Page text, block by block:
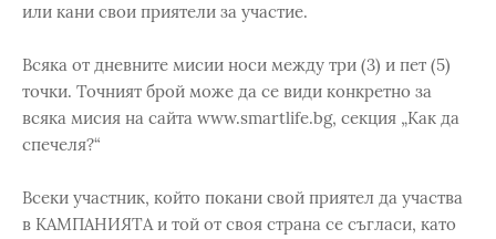
или кани свои приятели за участие.
Всяка от дневните мисии носи между три (3) и пет (5)
точки. Точният брой може да се види конкретно за
всяка мисия на сайта www.smartlife.bg, секция „Как да
спечеля?“
Всеки участник, който покани свой приятел да участва
в КАМПАНИЯТА и той от своя страна се съгласи, като